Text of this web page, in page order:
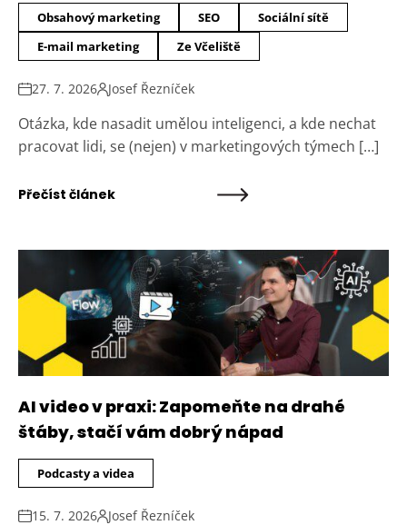
Obsahový marketing SEO
Sociální sítě
E-mail marketing
Ze Včeliště
27. 7. 2026 Josef Řezníček
Otázka, kde nasadit umělou inteligenci, a kde nechat
pracovat lidi, se (nejen) v marketingových týmech […]
Přečíst článek
AI video v praxi: Zapomeňte na drahé
štáby, stačí vám dobrý nápad
Podcasty a videa
15. 7. 2026 Josef Řezníček